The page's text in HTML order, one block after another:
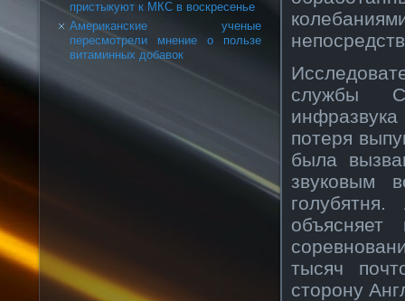
пристыкуют к МКС в воскресенье
Американские ученые
пересмотрели мнение о пользе
витаминных добавок
службы
потеря
была
звуковым
тысяч
сторону